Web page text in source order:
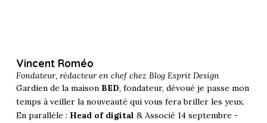
Vincent Roméo
Fondateur, rédacteur en chef chez Blog Esprit Design
Gardien de la maison BED, fondateur, dévoué je passe mon
temps à veiller la nouveauté qui vous fera briller les yeux.
En parallèle : Head of digital & Associé 14 septembre -